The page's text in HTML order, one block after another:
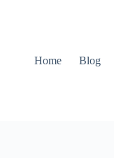
Home Blog